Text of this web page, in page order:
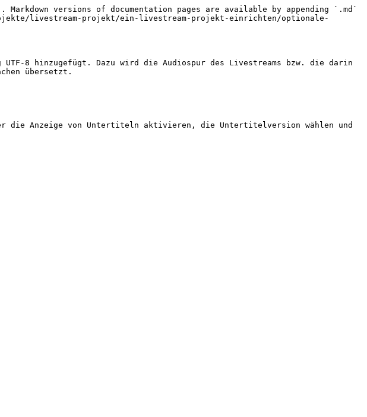
versions of documentation pages are available by appending `.md`
livestream-projekt/ein-livestream-projekt-einrichten/optionale-
8 hinzugefügt. Dazu wird die Audiospur des Livestreams bzw. die darin
übersetzt.
die Anzeige von Untertiteln aktivieren, die Untertitelversion wählen und